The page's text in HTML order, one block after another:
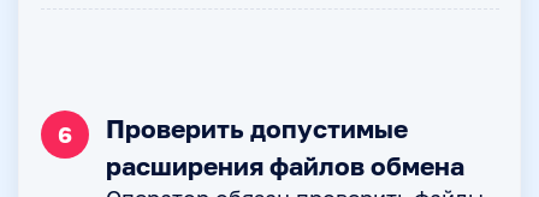
6
Проверить допустимые
расширения файлов обмена